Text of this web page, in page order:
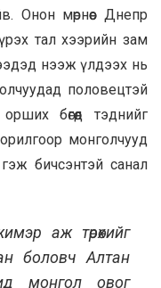
Онон мөрнөөс Днепр
тал хээрийн зам
нээж үлдээх нь
половецтэй
бөгөөд тэднийг
монголчууд
бичсэнтэй санал
аж төрөхийг
боловч Алтан
монгол овог